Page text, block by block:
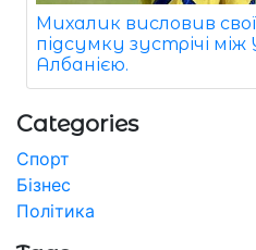
Михалик висловив
підсумку зустрічі
Албанією.
Categories
Спорт
Бізнес
Політика